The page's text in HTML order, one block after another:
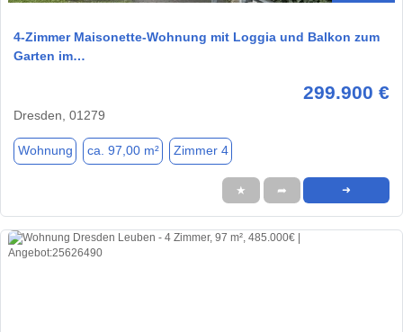
4-Zimmer Maisonette-Wohnung mit Loggia und Balkon zum
Garten im…
299.900 €
Dresden, 01279
Wohnung ca. 97,00 m² Zimmer 4
★ ➦ ➜